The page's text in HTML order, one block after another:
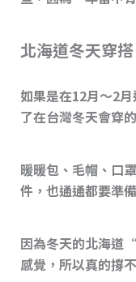
北海道冬天穿搭
如果是在12月～2
了在台灣冬天會穿
暖暖包、毛帽、口
件，也通通都要準
因為冬天的北海道
感覺，所以真的撐